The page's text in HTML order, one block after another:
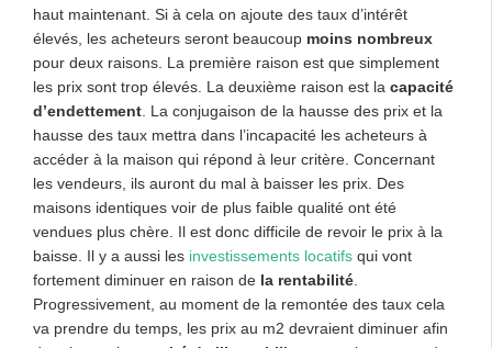
haut maintenant. Si à cela on ajoute des taux d’intérêt
élevés, les acheteurs seront beaucoup moins nombreux
pour deux raisons. La première raison est que simplement
les prix sont trop élevés. La deuxième raison est la capacité
d’endettement . La conjugaison de la hausse des prix et la
hausse des taux mettra dans l’incapacité les acheteurs à
accéder à la maison qui répond à leur critère. Concernant
les vendeurs, ils auront du mal à baisser les prix. Des
maisons identiques voir de plus faible qualité ont été
vendues plus chère. Il est donc difficile de revoir le prix à la
baisse. Il y a aussi les investissements locatifs qui vont
fortement diminuer en raison de la rentabilité
Progressivement, au moment de la remontée des taux cela
va prendre du temps, les prix au m2 devraient diminuer afin